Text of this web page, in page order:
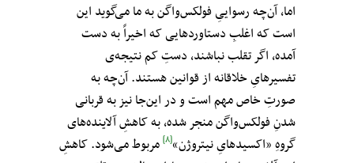
اما، آن‌چه رسواییِ فولکس‌واگن به ما می‌گوید این
است که اغلبِ دستاوردهایی که اخیراً به دست
آمده، اگر تقلب نباشند، دستِ کم نتیجه‌ی
تفسیرهایِ خلاقانه از قوانین هستند. آن‌چه به
صورتِ خاص مهم است و در این‌جا نیز به قربانی
شدنِ فولکس‌واگن منجر شده، به کاهشِ آلاینده‌‌های
گروهِ «اکسیدهایِ نیتروژن»[۸] مربوط می‌شود. کاهشِ